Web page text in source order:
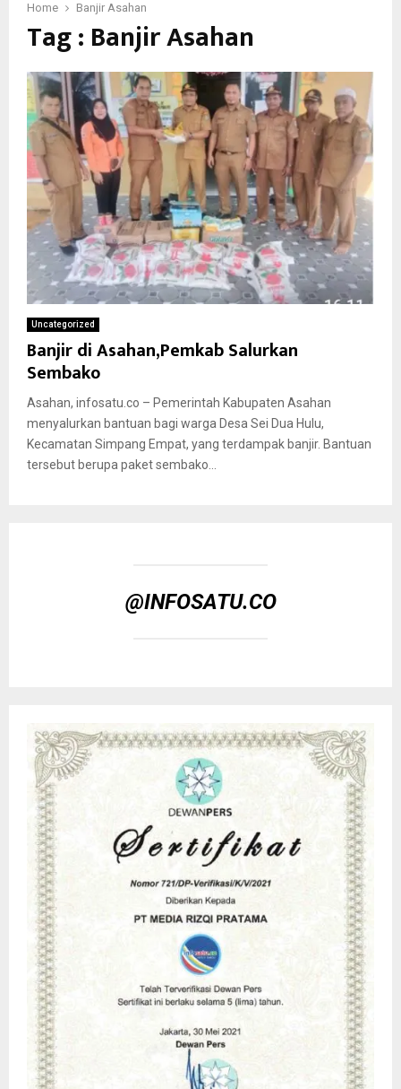
Home Banjir Asahan
Tag : Banjir Asahan
Uncategorized
Banjir di Asahan,Pemkab Salurkan
Sembako
Asahan, infosatu.co – Pemerintah Kabupaten Asahan
menyalurkan bantuan bagi warga Desa Sei Dua Hulu,
Kecamatan Simpang Empat, yang terdampak banjir. Bantuan
tersebut berupa paket sembako...
@INFOSATU.CO